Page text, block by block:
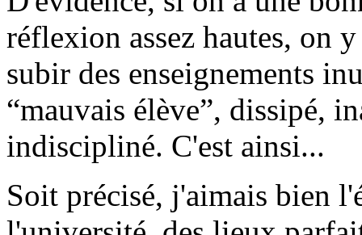
réflexion assez hautes, on
subir des enseignements
“mauvais élève”, dissipé,
indiscipliné. C'est ainsi...
Soit précisé, j'aimais bien